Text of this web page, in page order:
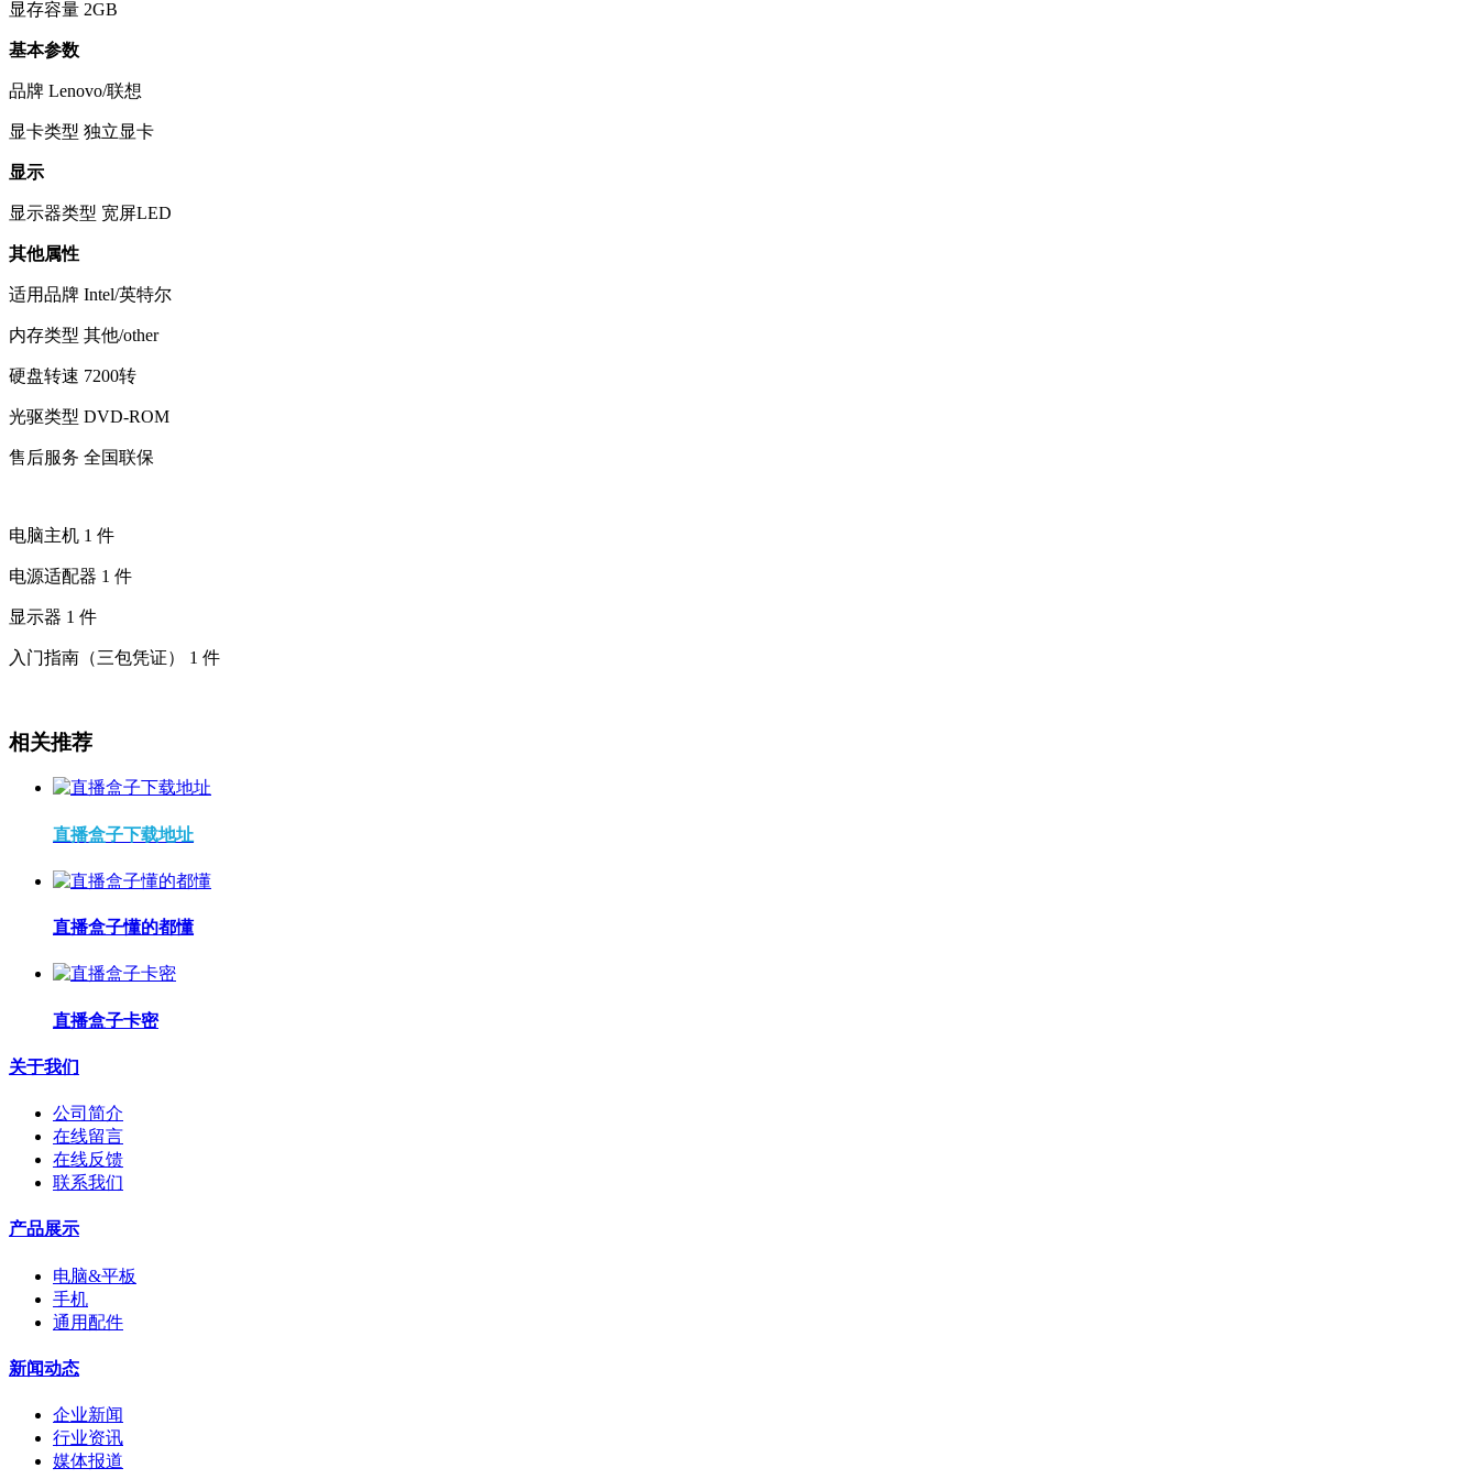
显存容量 2GB
基本参数
品牌 Lenovo/联想
显卡类型 独立显卡
显示
显示器类型 宽屏LED
其他属性
适用品牌 Intel/英特尔
内存类型 其他/other
硬盘转速 7200转
光驱类型 DVD-ROM
售后服务 全国联保
电脑主机 1 件
电源适配器 1 件
显示器 1 件
入门指南（三包凭证） 1 件
相关推荐
直播盒子下载地址
直播盒子懂的都懂
直播盒子卡密
关于我们
公司简介
在线留言
在线反馈
联系我们
产品展示
电脑&平板
手机
通用配件
新闻动态
企业新闻
行业资讯
媒体报道